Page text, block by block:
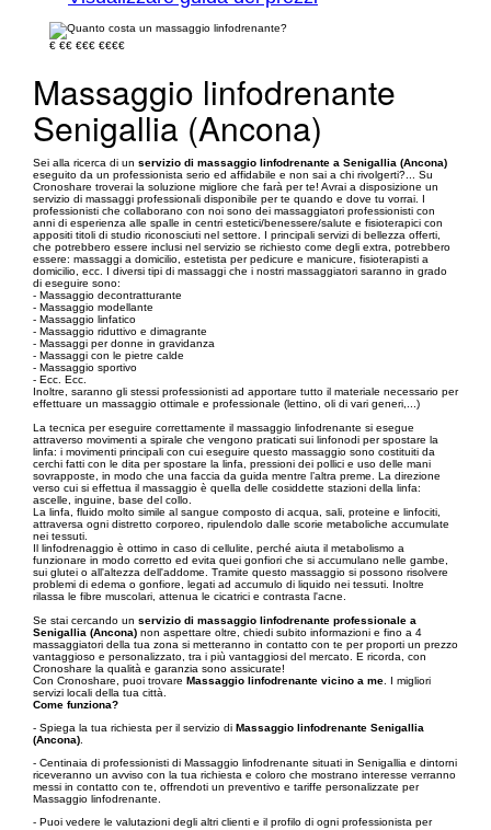
€ €€ €€€ €€€€
Massaggio linfodrenante
Senigallia (Ancona)
Sei alla ricerca di un servizio di massaggio linfodrenante a Senigallia (Ancona)
eseguito da un professionista serio ed affidabile e non sai a chi rivolgerti?... Su
Cronoshare troverai la soluzione migliore che farà per te! Avrai a disposizione un
servizio di massaggi professionali disponibile per te quando e dove tu vorrai. I
professionisti che collaborano con noi sono dei massaggiatori professionisti con
anni di esperienza alle spalle in centri estetici/benessere/salute e fisioterapici con
appositi titoli di studio riconosciuti nel settore. I principali servizi di bellezza offerti,
che potrebbero essere inclusi nel servizio se richiesto come degli extra, potrebbero
essere: massaggi a domicilio, estetista per pedicure e manicure, fisioterapisti a
domicilio, ecc. I diversi tipi di massaggi che i nostri massaggiatori saranno in grado
di eseguire sono:
- Massaggio decontratturante
- Massaggio modellante
- Massaggio linfatico
- Massaggio riduttivo e dimagrante
- Massaggi per donne in gravidanza
- Massaggi con le pietre calde
- Massaggio sportivo
- Ecc. Ecc.
Inoltre, saranno gli stessi professionisti ad apportare tutto il materiale necessario per
effettuare un massaggio ottimale e professionale (lettino, oli di vari generi,...)
La tecnica per eseguire correttamente il massaggio linfodrenante si esegue
attraverso movimenti a spirale che vengono praticati sui linfonodi per spostare la
linfa: i movimenti principali con cui eseguire questo massaggio sono costituiti da
cerchi fatti con le dita per spostare la linfa, pressioni dei pollici e uso delle mani
sovrapposte, in modo che una faccia da guida mentre l’altra preme. La direzione
verso cui si effettua il massaggio è quella delle cosiddette stazioni della linfa:
ascelle, inguine, base del collo.
La linfa, fluido molto simile al sangue composto di acqua, sali, proteine e linfociti,
attraversa ogni distretto corporeo, ripulendolo dalle scorie metaboliche accumulate
nei tessuti.
Il linfodrenaggio è ottimo in caso di cellulite, perché aiuta il metabolismo a
funzionare in modo corretto ed evita quei gonfiori che si accumulano nelle gambe,
sui glutei o all'altezza dell'addome. Tramite questo massaggio si possono risolvere
problemi di edema o gonfiore, legati ad accumulo di liquido nei tessuti. Inoltre
rilassa le fibre muscolari, attenua le cicatrici e contrasta l'acne.
Se stai cercando un servizio di massaggio linfodrenante professionale a
Senigallia (Ancona) non aspettare oltre, chiedi subito informazioni e fino a 4
massaggiatori della tua zona si metteranno in contatto con te per proporti un prezzo
vantaggioso e personalizzato, tra i più vantaggiosi del mercato. E ricorda, con
Cronoshare la qualità e garanzia sono assicurate!
Con Cronoshare, puoi trovare Massaggio linfodrenante vicino a me . I migliori
servizi locali della tua città.
Come funziona?
- Spiega la tua richiesta per il servizio di Massaggio linfodrenante Senigallia
(Ancona)
- Centinaia di professionisti di Massaggio linfodrenante situati in Senigallia e dintorni
riceveranno un avviso con la tua richiesta e coloro che mostrano interesse verranno
messi in contatto con te, offrendoti un preventivo e tariffe personalizzate per
Massaggio linfodrenante.
- Puoi vedere le valutazioni degli altri clienti e il profilo di ogni professionista per